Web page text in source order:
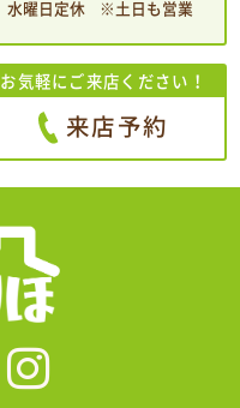
水曜日定休 ※土日も営業
お気軽にご来店ください！
来店予約